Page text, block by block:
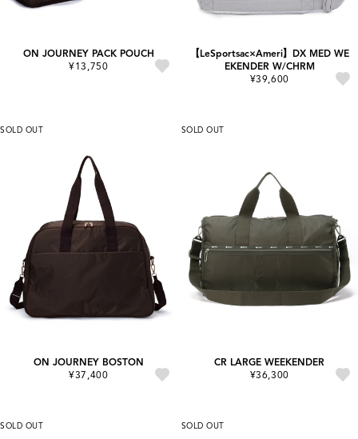
ON JOURNEY PACK POUCH
¥13,750
【LeSportsac×Ameri】DX MED WE
EKENDER W/CHRM
¥39,600
SOLD OUT
ON JOURNEY BOSTON
¥37,400
SOLD OUT
CR LARGE WEEKENDER
¥36,300
SOLD OUT SOLD OUT